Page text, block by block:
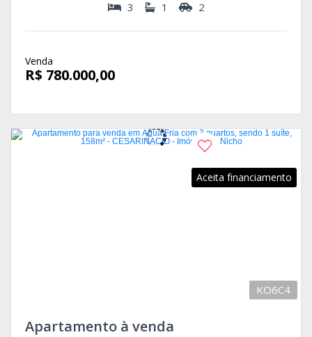
3 1 2
Venda
R$ 780.000,00
Aceita financiamento
KO6C4
Apartamento à venda